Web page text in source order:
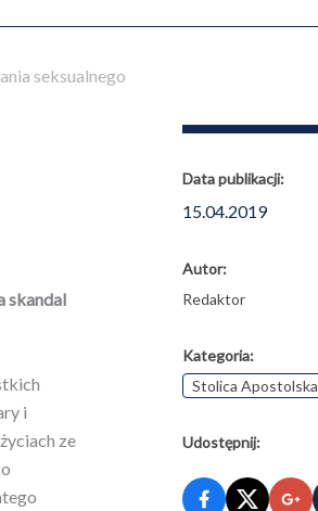
seksualnego
skandal
i
ze
Data publikacji:
15.04.2019
Autor:
Redaktor
Kategoria:
Stolica Apostolska
Udostępnij: